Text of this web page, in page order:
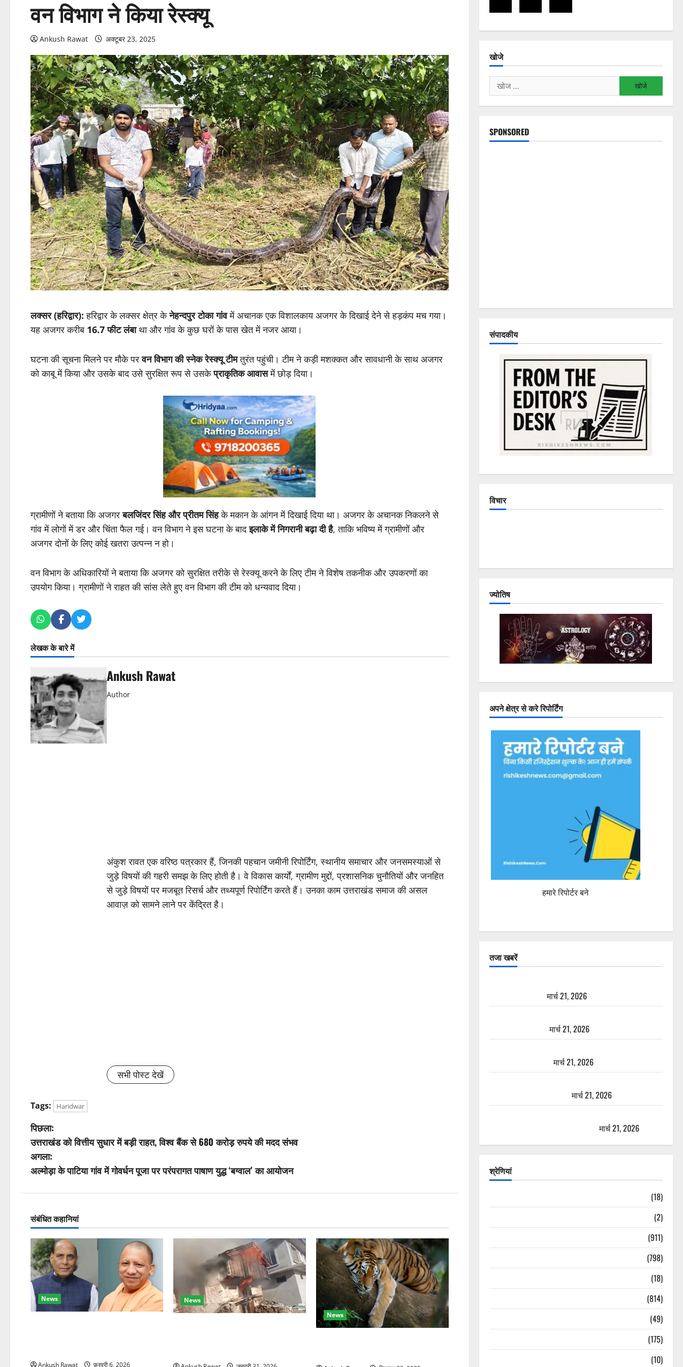
वन विभाग ने किया रेस्क्यू
Ankush Rawat अक्टूबर 23, 2025
लक्सर (हरिद्वार): हरिद्वार के लक्सर क्षेत्र केनेहन्दपुर टोका गांवमें अचानक एक विशालकाय अजगर के दिखाई देने से हड़कंप मच गया।
यह अजगर करीब 16.7 फीट लंबाथा और गांव के कुछ घरों के पास खेत में नजर आया।
घटना की सूचना मिलने पर मौके परवन विभाग की स्नेक रेस्क्यू टीमतुरंत पहुंची। टीम ने कड़ी मशक्कत और सावधानी के साथ अजगर
को काबू में किया और उसके बाद उसे सुरक्षित रूप से उसकेप्राकृतिक आवासमें छोड़ दिया।
ग्रामीणों ने बताया कि अजगरबलजिंदर सिंह और प्रीतम सिंहके मकान के आंगन में दिखाई दिया था। अजगर के अचानक निकलने से
गांव में लोगों में डर और चिंता फैल गई। वन विभाग ने इस घटना के बादइलाके में निगरानी बढ़ा दी है, ताकि भविष्य में ग्रामीणों और
अजगर दोनों के लिए कोई खतरा उत्पन्न न हो।
वन विभाग के अधिकारियों ने बताया कि अजगर को सुरक्षित तरीके से रेस्क्यू करने के लिए टीम ने विशेष तकनीक और उपकरणों का
उपयोग किया। ग्रामीणों ने राहत की सांस लेते हुए वन विभाग की टीम को धन्यवाद दिया।
लेखक के बारे में
Ankush Rawat
Author
अंकुश रावत एक वरिष्ठ पत्रकार हैं, जिनकी पहचान जमीनी रिपोर्टिंग, स्थानीय समाचार और जनसमस्याओं से
जुड़े विषयों की गहरी समझ के लिए होती है। वे विकास कार्यों, ग्रामीण मुद्दों, प्रशासनिक चुनौतियों और जनहित
से जुड़े विषयों पर मजबूत रिसर्च और तथ्यपूर्ण रिपोर्टिंग करते हैं। उनका काम उत्तराखंड समाज की असल
आवाज़ को सामने लाने पर केंद्रित है।
सभी पोस्ट देखें
Tags: Haridwar
पो
स्ट
ने
गे
श
न
पिछला:
उत्तराखंड को वित्तीय सुधार में बड़ी राहत, विश्व बैंक से 680 करोड़ रुपये की मदद संभव
अगला:
अल्मोड़ा के पाटिया गांव में गोवर्धन पूजा पर परंपरागत पाषाण युद्ध ‘बग्वाल’ का आयोजन
संबंधित कहानियां
News
Ankush Rawat फ़रवरी 6, 2026
News
News
खोजे
निम्न
को
खोजें:
SPONSORED
संपादकीय
विचार
ज्योतिष
अपने क्षेत्र से करे रिपोर्टिंग
हमारे रिपोर्टर बने
तजा खबरें
मार्च 21, 2026
मार्च 21, 2026
मार्च 21, 2026
मार्च 21, 2026
मार्च 21, 2026
श्रेणियां
(18)
(2)
(911)
(798)
(18)
(814)
(49)
(175)
(10)